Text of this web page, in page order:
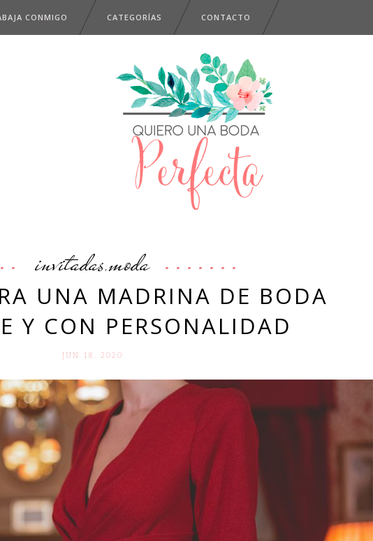
CONMIGO CATEGORÍAS CONTACTO
invitadas,moda
UNA MADRINA DE BODA
Y CON PERSONALIDAD
JUN 18. 2020